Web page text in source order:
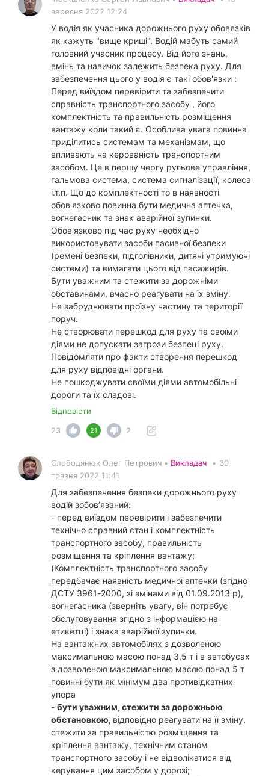
вересня 2022 12:24
У водія як учасника дорожнього руху обовязків
як кажуть "вище криші". Водій мабуть самий
головний учасник процесу. Від його знань,
вмінь та навичок залежить безпека руху. Для
забезпечення цього у водія є такі обов'язки :
Перед виїздом перевірити та забезпечити
справність транспортного засобу , його
комплектність та правильність розміщення
вантажу коли такий є. Особлива увага повинна
приділитись системам та механізмам, що
впливають на керованість транспортним
засобом. Це в першу чергу рульове управління,
гальмова система, система сигналізації, колеса
і.т.п. Що до комплектності то в наявності
обов'язково повинна бути медична аптечка,
вогнегасник та знак аварійної зупинки.
Обов'язково під час руху необхідно
використовувати засоби пасивної безпеки
(ремені безпеки, підголівники, дитячі утримуючі
системи) та вимагати цього від пасажирів.
Бути уважним та стежити за дорожніми
обставинами, вчасно реагувати на їх зміну.
Не забруднювати проїзну частину та території
поруч.
Не створювати перешкод для руху та своїми
діями не допускати загрози безпеці руху.
Повідомляти про факти створення перешкод
для руху відповідні органи.
Не пошкоджувати своїми діями автомобільні
дороги та їх сладові.
Відповісти
23
21 2
Слободянюк Олег Петрович • Викладач • 30
травня 2022 11:41
Для забезпечення безпеки дорожнього руху
водій зобов’язаний:
- перед виїздом перевірити і забезпечити
технічно справний стан і комплектність
транспортного засобу, правильність
розміщення та кріплення вантажу;
(Комплектність транспортного засобу
передбачає наявність медичної аптечки (згідно
ДСТУ 3961-2000, зі змінами від 01.09.2013 р),
вогнегасника (зверніть увагу, він потребує
обслуговування згідно з інформацією на
етикетці) і знака аварійної зупинки.
На вантажних автомобілях з дозволеною
максимальною масою понад 3,5 т і в автобусах
з дозволеною максимальною масою понад 5 т
повинні бути як мінімум два противідкатних
упора
- бути уважним, стежити за дорожньою
обстановкою, відповідно реагувати на її зміну,
стежити за правильністю розміщення та
кріплення вантажу, технічним станом
транспортного засобу і не відволікатися від
керування цим засобом у дорозі;